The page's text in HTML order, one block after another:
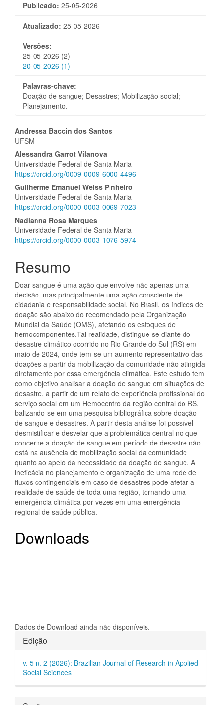
Publicado: 25-05-2026
Atualizado: 25-05-2026
Versões:
25-05-2026 (2)
20-05-2026 (1)
Palavras-chave:
Doação de sangue; Desastres; Mobilização social;
Planejamento.
Conteúdo
do
artigo
principal
Andressa Baccin dos Santos
UFSM
Alessandra Garrot Vilanova
Universidade Federal de Santa Maria
https://orcid.org/0009-0009-6000-4496
Guilherme Emanuel Weiss Pinheiro
Universidade Federal de Santa Maria
https://orcid.org/0000-0003-0069-7023
Nadianna Rosa Marques
Universidade Federal de Santa Maria
https://orcid.org/0000-0003-1076-5974
Resumo
Doar sangue é uma ação que envolve não apenas uma
decisão, mas principalmente uma ação consciente de
cidadania e responsabilidade social. No Brasil, os índices de
doação são abaixo do recomendado pela Organização
Mundial da Saúde (OMS), afetando os estoques de
hemocomponentes.Tal realidade, distingue-se diante do
desastre climático ocorrido no Rio Grande do Sul (RS) em
maio de 2024, onde tem-se um aumento representativo das
doações a partir da mobilização da comunidade não atingida
diretamente por essa emergência climática. Este estudo tem
como objetivo analisar a doação de sangue em situações de
desastre, a partir de um relato de experiência profissional do
serviço social em um Hemocentro da região central do RS,
balizando-se em uma pesquisa bibliográfica sobre doação
de sangue e desastres. A partir desta análise foi possível
desmistificar e desvelar que a problemática central no que
concerne a doação de sangue em período de desastre não
está na ausência de mobilização social da comunidade
quanto ao apelo da necessidade da doação de sangue. A
ineficácia no planejamento e organização de uma rede de
fluxos contingenciais em caso de desastres pode afetar a
realidade de saúde de toda uma região, tornando uma
emergência climática por vezes em uma emergência
regional de saúde pública.
Downloads
Dados de Download ainda não disponíveis.
Detalhes
do
artigo
Edição
v. 5 n. 2 (2026): Brazilian Journal of Research in Applied
Social Sciences